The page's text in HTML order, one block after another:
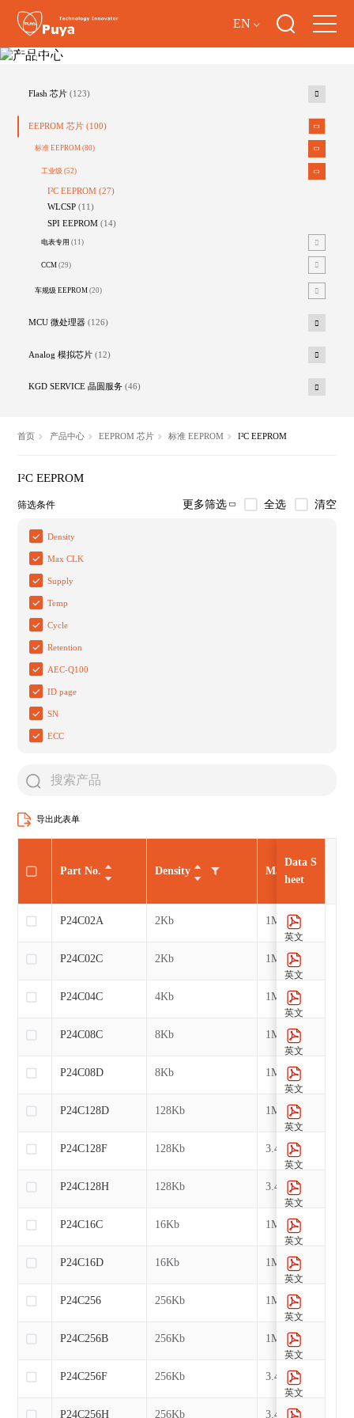
EN
产品中心
Flash 芯片 (123)
EEPROM 芯片 (100)
标准 EEPROM(80)
工业级(52)
I²C EEPROM(27)
WLCSP(11)
SPI EEPROM(14)
电表专用(11)
CCM(29)
车规级 EEPROM(20)
MCU 微处理器 (126)
Analog 模拟芯片 (12)
KGD SERVICE 晶圆服务 (46)
首页 产品中心 EEPROM 芯片 标准 EEPROM I²C EEPROM
I²C EEPROM
筛选条件 更多筛选 全选 清空
Density
Max CLK
Supply
Temp
Cycle
Retention
AEC-Q100
ID page
SN
ECC
导出此表单
Density Max CLK
2Kb 1MHz
2Kb 1MHz
4Kb 1MHz
8Kb 1MHz
8Kb 1MHz
128Kb 1MHz
128Kb 3.4MHz
128Kb 3.4MHz
16Kb 1MHz
16Kb 1MHz
256Kb 1MHz
256Kb 1MHz
256Kb 3.4MHz
256Kb 3.4MHz
Part No.
P24C02A
P24C02C
P24C04C
P24C08C
P24C08D
P24C128D
P24C128F
P24C128H
P24C16C
P24C16D
P24C256
P24C256B
P24C256F
P24C256H
Data S
heet
英文
英文
英文
英文
英文
英文
英文
英文
英文
英文
英文
英文
英文